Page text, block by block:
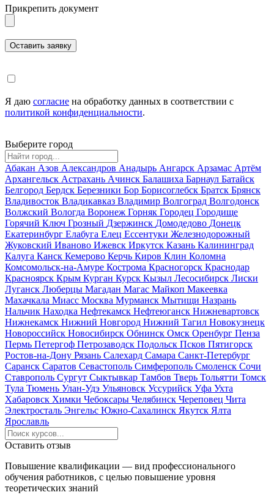
Прикрепить документ
Я даю согласие на обработку данных в соответствии с
политикой конфиденциальности.
Выберите город
Абакан Азов Александров Анадырь Ангарск Арзамас Артём
Архангельск Астрахань Ачинск Балашиха Барнаул Батайск
Белгород Бердск Березники Бор Борисоглебск Братск Брянск
Владивосток Владикавказ Владимир Волгоград Волгодонск
Волжский Вологда Воронеж Горняк Городец Городище
Горячий Ключ Грозный Дзержинск Домодедово Донецк
Екатеринбург Елабуга Елец Ессентуки Железнодорожный
Жуковский Иваново Ижевск Иркутск Казань Калининград
Калуга Канск Кемерово Керчь Киров Клин Коломна
Комсомольск-на-Амуре Кострома Красногорск Краснодар
Красноярск Крым Курган Курск Кызыл Лесосибирск Лиски
Луганск Люберцы Магадан Магас Майкоп Макеевка
Махачкала Миасс Москва Мурманск Мытищи Назрань
Нальчик Находка Нефтекамск Нефтеюганск Нижневартовск
Нижнекамск Нижний Новгород Нижний Тагил Новокузнецк
Новороссийск Новосибирск Обнинск Омск Оренбург Пенза
Пермь Петергоф Петрозаводск Подольск Псков Пятигорск
Ростов-на-Дону Рязань Салехард Самара Санкт-Петербург
Саранск Саратов Севастополь Симферополь Смоленск Сочи
Ставрополь Сургут Сыктывкар Тамбов Тверь Тольятти Томск
Тула Тюмень Улан-Удэ Ульяновск Уссурийск Уфа Ухта
Хабаровск Химки Чебоксары Челябинск Череповец Чита
Электросталь Энгельс Южно-Сахалинск Якутск Ялта
Ярославль
Оставить отзыв
Повышение квалификации — вид профессионального
обучения работников, с целью повышение уровня
теоретических знаний